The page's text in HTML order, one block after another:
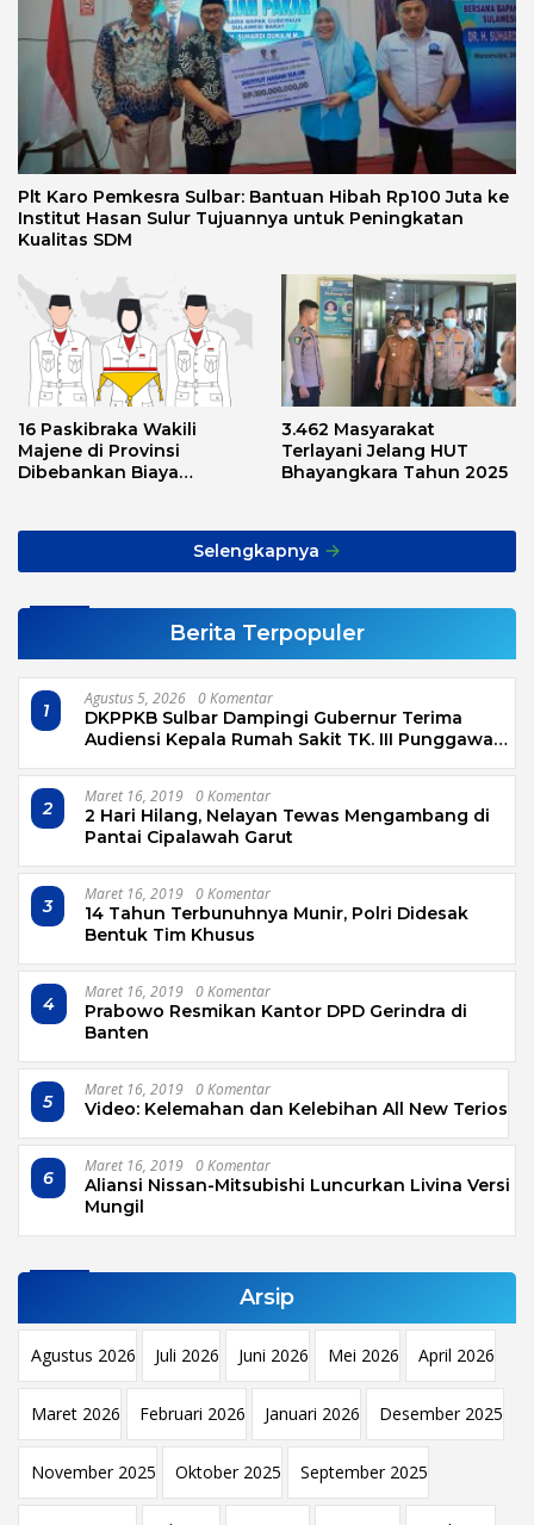
Plt Karo Pemkesra Sulbar: Bantuan Hibah Rp100 Juta ke
Institut Hasan Sulur Tujuannya untuk Peningkatan
Kualitas SDM
16 Paskibraka Wakili
Majene di Provinsi
Dibebankan Biaya
3.462 Masyarakat
Terlayani Jelang HUT
Bhayangkara Tahun 2025
Selengkapnya
Berita Terpopuler
1
Agustus 5, 2026 0 Komentar
DKPPKB Sulbar Dampingi Gubernur Terima
Audiensi Kepala Rumah Sakit TK. III Punggawa
2
Maret 16, 2019 0 Komentar
2 Hari Hilang, Nelayan Tewas Mengambang di
Pantai Cipalawah Garut
3
Maret 16, 2019 0 Komentar
14 Tahun Terbunuhnya Munir, Polri Didesak
Bentuk Tim Khusus
4
Maret 16, 2019 0 Komentar
Prabowo Resmikan Kantor DPD Gerindra di
Banten
5
Maret 16, 2019 0 Komentar
Video: Kelemahan dan Kelebihan All New Terios
6
Maret 16, 2019 0 Komentar
Aliansi Nissan-Mitsubishi Luncurkan Livina Versi
Mungil
Arsip
Agustus 2026 Juli 2026 Juni 2026 Mei 2026 April 2026
Maret 2026 Februari 2026 Januari 2026 Desember 2025
November 2025 Oktober 2025 September 2025